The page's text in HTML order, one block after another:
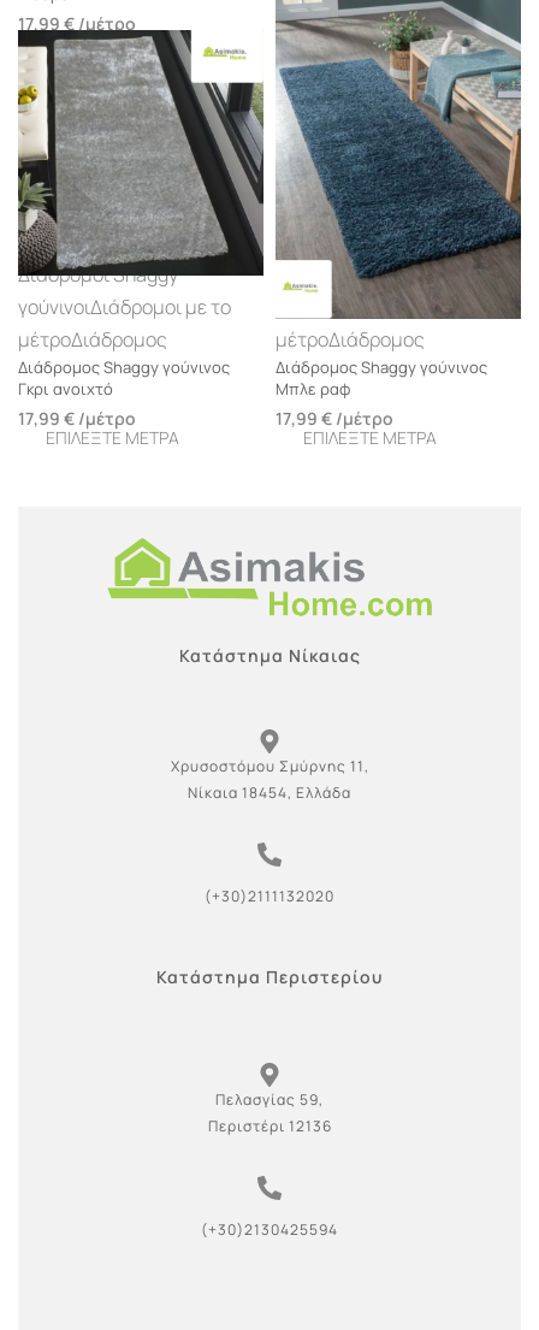
17,99 € /μέτρο 17,99€/μέτρο
Διάδρομοι Shaggy
γούνινοιΔιάδρομοι με το
μέτροΔιάδρομος
Διάδρομος Shaggy γούνινος
Γκρι ανοιχτό
17,99 € /μέτρο
Διάδρομοι Shaggy
γούνινοι Διάδρομοι με το
μέτροΔιάδρομος
Διάδρομος Shaggy γούνινος
Μπλε ραφ
17,99 € /μέτρο
Κατάστημα Νίκαιας
Χρυσοστόμου Σμύρνης 11,
Νίκαια 18454, Ελλάδα
(+30)2111132020
Κατάστημα Περιστερίου
Πελασγίας 59,
Περιστέρι 12136
(+30)2130425594